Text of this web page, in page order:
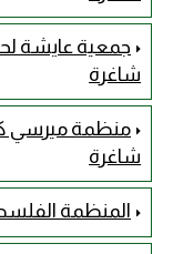
جمعية عايشة
شاغرة
شاغرة
المنظمة